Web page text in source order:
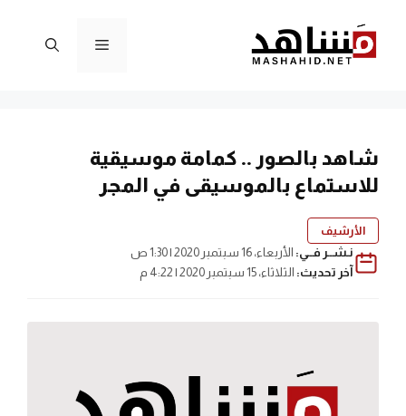
المحتوى
القائمة
شاهد بالصور .. كمامة موسيقية
للاستماع بالموسيقى في المجر
الأرشيف
نـشــر فــي: الأربعاء، 16 سبتمبر 2020 | 1:30 ص
آخر تحديث: الثلاثاء، 15 سبتمبر 2020 | 4:22 م